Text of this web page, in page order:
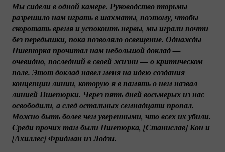
Мы сидели в одной камере. Руководство тюрьмы
разрешило нам играть в шахматы, поэтому, чтобы
скоротать время и успокоить нервы, мы играли почти
без передышки, пока позволяло освещение. Однажды
Пшепюрка прочитал нам небольшой доклад —
очевидно, последний в своей жизни — о критическом
поле. Этот доклад навел меня на идею создания
концепции линии, которую я в память о нем назвал
линией Пшепюрки. Через пять дней восьмерых из нас
освободили, а след остальных семнадцати пропал.
Можно быть более чем уверенными, что всех их убили.
Среди прочих там были Пшепюрка, [Станислав] Кон и
[Ахиллес] Фридман из Лодзи.